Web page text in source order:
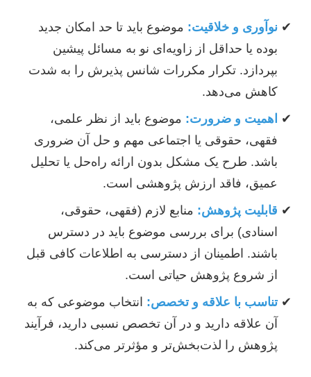
نوآوری و خلاقیت: موضوع باید تا حد امکان جدید
بوده یا حداقل از زاویه‌ای نو به مسائل پیشین
بپردازد. تکرار مکررات شانس پذیرش را به شدت
کاهش می‌دهد.
اهمیت و ضرورت: موضوع باید از نظر علمی،
فقهی، حقوقی یا اجتماعی مهم و حل آن ضروری
باشد. طرح یک مشکل بدون ارائه راه‌حل یا تحلیل
عمیق، فاقد ارزش پژوهشی است.
قابلیت پژوهش: منابع لازم (فقهی، حقوقی،
اسنادی) برای بررسی موضوع باید در دسترس
باشند. اطمینان از دسترسی به اطلاعات کافی قبل
از شروع پژوهش حیاتی است.
تناسب با علاقه و تخصص: انتخاب موضوعی که به
آن علاقه دارید و در آن تخصص نسبی دارید، فرآیند
پژوهش را لذت‌بخش‌تر و مؤثرتر می‌کند.